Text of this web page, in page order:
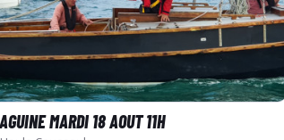
MARDI 18 AOUT 11H